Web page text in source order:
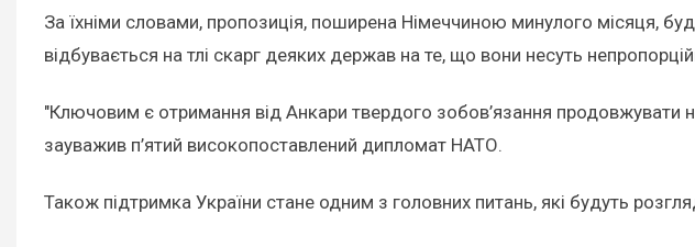
За їхніми словами, пропозиція, поширена Німеччиною минулого місяця,
відбувається на тлі скарг деяких держав на те, що вони несуть
"Ключовим є отримання від Анкари твердого зобов’язання продовжувати
зауважив п’ятий високопоставлений дипломат НАТО.
Також підтримка України стане одним з головних питань, які будуть